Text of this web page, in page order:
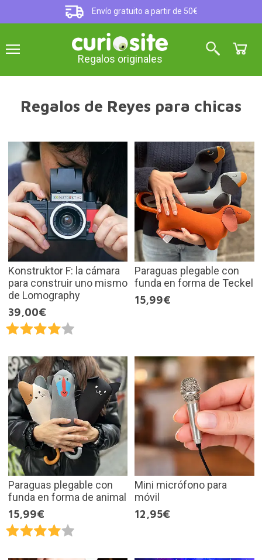
Envío gratuito a partir de 50€
Regalos originales
Regalos de Reyes para chicas
Konstruktor F: la cámara
para construir uno mismo
de Lomography
39,00€
Paraguas plegable con
funda en forma de Teckel
15,99€
Paraguas plegable con
funda en forma de animal
15,99€
Mini micrófono para
móvil
12,95€